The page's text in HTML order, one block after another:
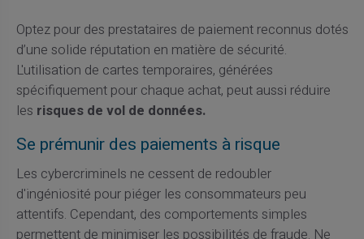
Optez pour des prestataires de paiement reconnus dotés
d’une solide réputation en matière de sécurité.
L'utilisation de cartes temporaires, générées
spécifiquement pour chaque achat, peut aussi réduire
les risques de vol de données.
Se prémunir des paiements à risque
Les cybercriminels ne cessent de redoubler
d'ingéniosité pour piéger les consommateurs peu
attentifs. Cependant, des comportements simples